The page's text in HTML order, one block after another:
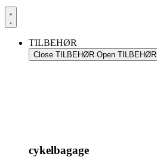
TILBEHØR
Close TILBEHØR Open TILBEHØR
cykelbagage